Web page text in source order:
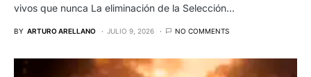
vivos que nunca La eliminación de la Selección…
BY ARTURO ARELLANO JULIO 9, 2026 NO COMMENTS